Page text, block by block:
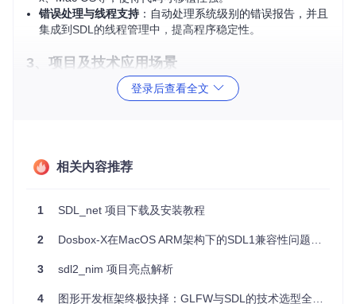
错误处理与线程支持 ：自动处理系统级别的错误报告，并且
集成到SDL的线程管理中，提高程序稳定性。
3、项目及技术应用场景
在游戏开发领域尤其有用，因为它可以轻松处
游戏开发：构建多人在线对战游戏，实现客户端与服务器的
工具。
控制中心。
4、项目特点
登录后查看全文
相关内容推荐
1 SDL_net 项目下载及安装教程
2 Dosbox-X在MacOS ARM架构下的SDL1兼容性问题分析
3 sdl2_nim 项目亮点解析
4 图形开发框架终极抉择：GLFW与SDL的技术选型全景分析